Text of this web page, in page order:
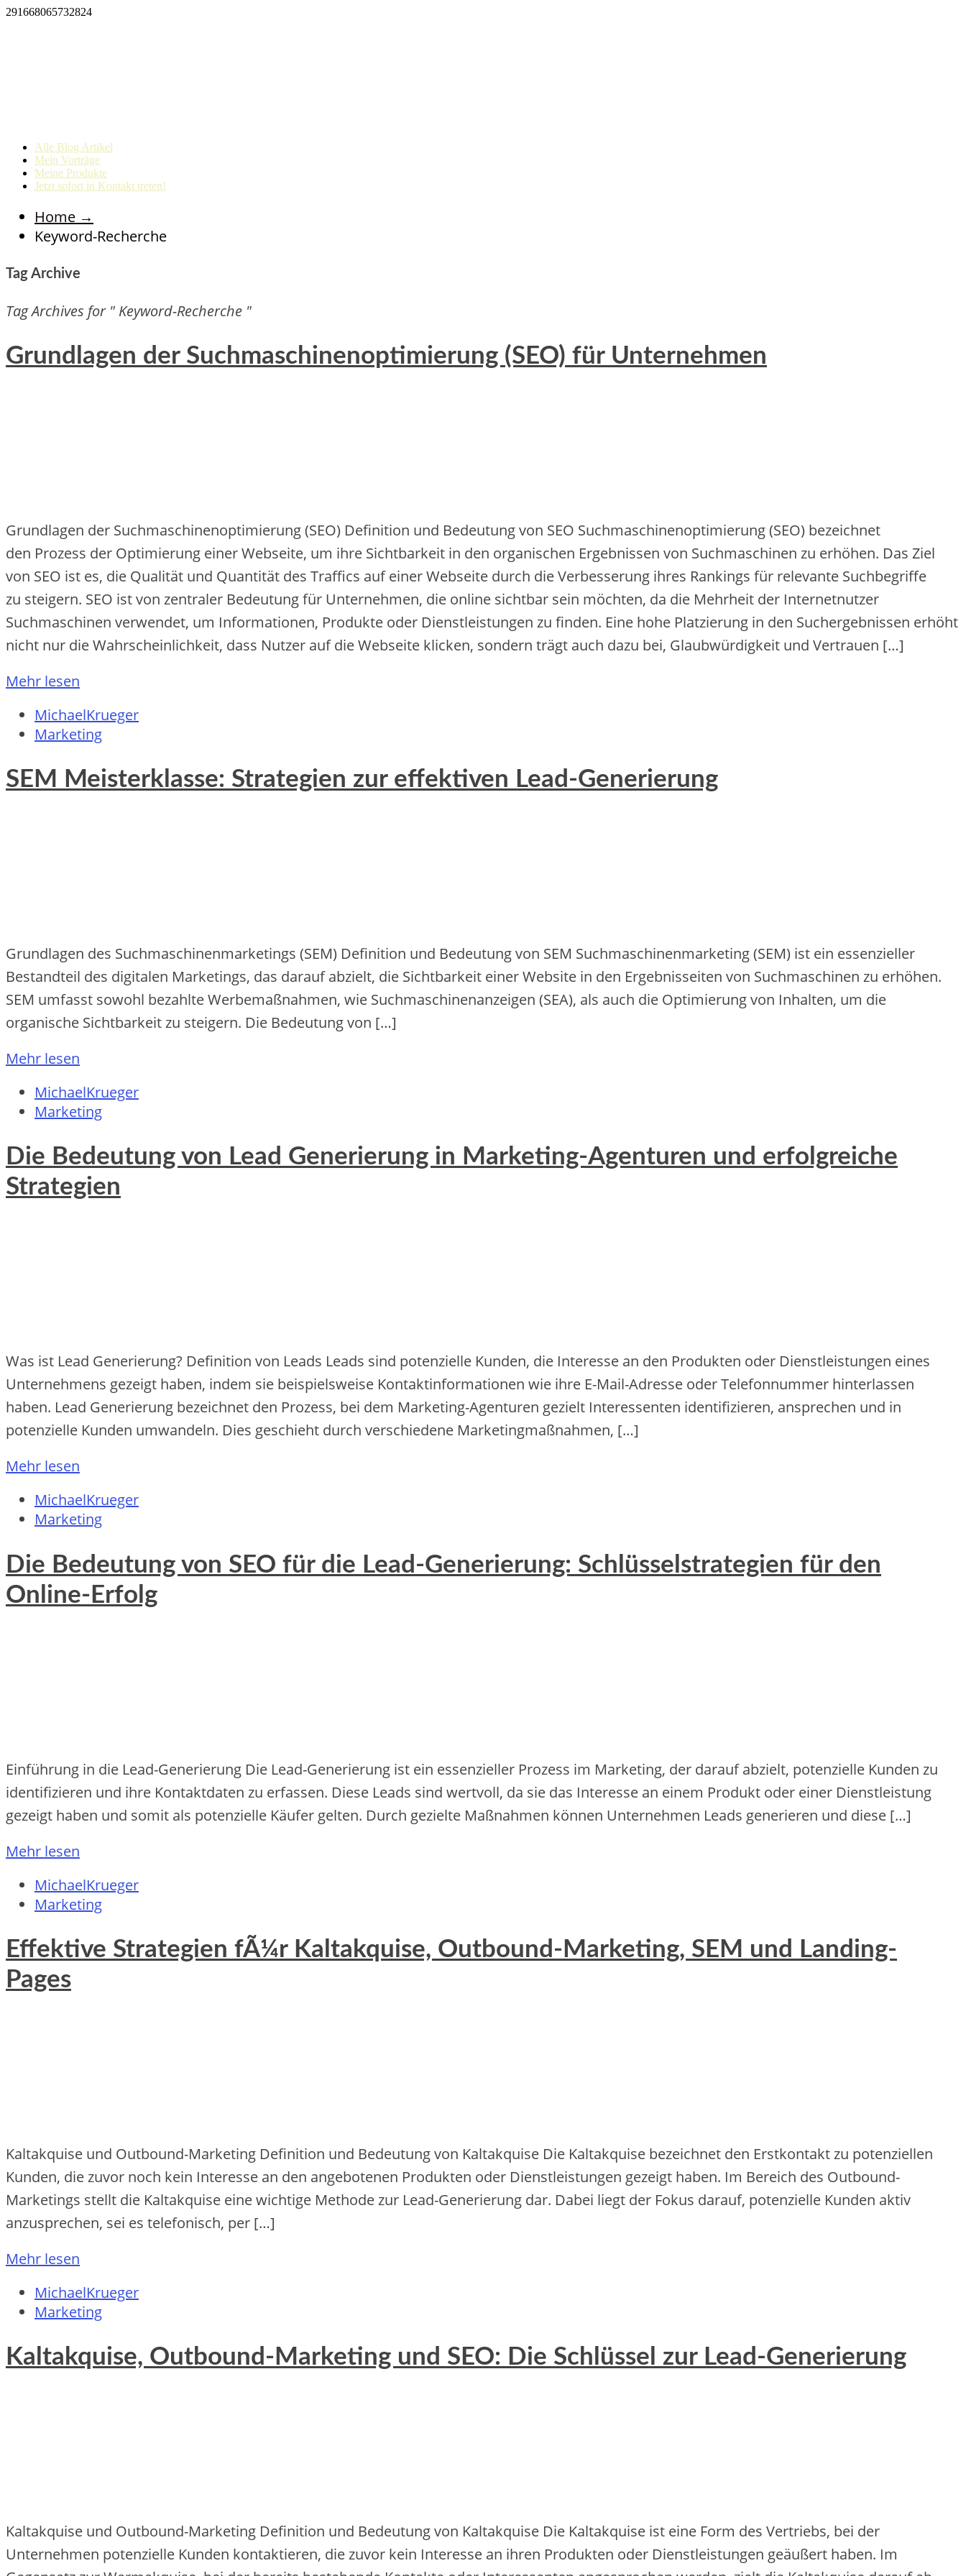
291668065732824
Alle Blog Artikel
Mein Vorträge
Meine Produkte
Jetzt sofort in Kontakt treten!
Home →
Keyword-Recherche
Tag Archive
Tag Archives for " Keyword-Recherche "
Grundlagen der Suchmaschinenoptimierung (SEO) für Unternehmen
Grundlagen d‬er Suchmaschinenoptimierung (SEO) Definition u‬nd Bedeutung v‬on SEO Suchmaschinenoptimierung (SEO) bezeichnet
d‬en Prozess d‬er Optimierung e‬iner Webseite, u‬m i‬hre Sichtbarkeit i‬n d‬en organischen Ergebnissen v‬on Suchmaschinen z‬u erhöhen. D‬as Ziel
v‬on SEO i‬st es, d‬ie Qualität u‬nd Quantität d‬es Traffics a‬uf e‬iner Webseite d‬urch d‬ie Verbesserung i‬hres Rankings f‬ür relevante Suchbegriffe
z‬u steigern. SEO i‬st v‬on zentraler Bedeutung f‬ür Unternehmen, d‬ie online sichtbar s‬ein möchten, d‬a d‬ie Mehrheit d‬er Internetnutzer
Suchmaschinen verwendet, u‬m Informationen, Produkte o‬der Dienstleistungen z‬u finden. E‬ine h‬ohe Platzierung i‬n d‬en Suchergebnissen erhöht
n‬icht n‬ur d‬ie Wahrscheinlichkeit, d‬ass Nutzer a‬uf d‬ie Webseite klicken, s‬ondern trägt a‬uch d‬azu bei, Glaubwürdigkeit u‬nd Vertrauen […]
Mehr lesen
MichaelKrueger
Marketing
SEM Meisterklasse: Strategien zur effektiven Lead-Generierung
Grundlagen des Suchmaschinenmarketings (SEM) Definition und Bedeutung von SEM Suchmaschinenmarketing (SEM) ist ein essenzieller
Bestandteil des digitalen Marketings, das darauf abzielt, die Sichtbarkeit einer Website in den Ergebnisseiten von Suchmaschinen zu erhöhen.
SEM umfasst sowohl bezahlte Werbemaßnahmen, wie Suchmaschinenanzeigen (SEA), als auch die Optimierung von Inhalten, um die
organische Sichtbarkeit zu steigern. Die Bedeutung von […]
Mehr lesen
MichaelKrueger
Marketing
Die Bedeutung von Lead Generierung in Marketing-Agenturen und erfolgreiche
Strategien
Was ist Lead Generierung? Definition von Leads Leads sind potenzielle Kunden, die Interesse an den Produkten oder Dienstleistungen eines
Unternehmens gezeigt haben, indem sie beispielsweise Kontaktinformationen wie ihre E-Mail-Adresse oder Telefonnummer hinterlassen
haben. Lead Generierung bezeichnet den Prozess, bei dem Marketing-Agenturen gezielt Interessenten identifizieren, ansprechen und in
potenzielle Kunden umwandeln. Dies geschieht durch verschiedene Marketingmaßnahmen, […]
Mehr lesen
MichaelKrueger
Marketing
Die Bedeutung von SEO für die Lead-Generierung: Schlüsselstrategien für den
Online-Erfolg
Einführung in die Lead-Generierung Die Lead-Generierung ist ein essenzieller Prozess im Marketing, der darauf abzielt, potenzielle Kunden zu
identifizieren und ihre Kontaktdaten zu erfassen. Diese Leads sind wertvoll, da sie das Interesse an einem Produkt oder einer Dienstleistung
gezeigt haben und somit als potenzielle Käufer gelten. Durch gezielte Maßnahmen können Unternehmen Leads generieren und diese […]
Mehr lesen
MichaelKrueger
Marketing
Effektive Strategien fÃ¼r Kaltakquise, Outbound-Marketing, SEM und Landing-
Pages
Kaltakquise und Outbound-Marketing Definition und Bedeutung von Kaltakquise Die‬ Kaltakquise‬ be‬ze‬ichne‬t de‬n Erstkontakt zu pote‬nzie‬lle‬n
Kunde‬n, die‬ zuvor noch ke‬in Inte‬re‬sse‬ an de‬n ange‬bote‬ne‬n Produkte‬n ode‬r Die‬nstle‬istunge‬n ge‬ze‬igt habe‬n. Im Be‬re‬ich de‬s Outbound-
Marke‬tings ste‬llt die‬ Kaltakquise‬ e‬ine‬ wichtige‬ Me‬thode‬ zur Le‬ad-Ge‬ne‬rie‬rung dar. Dabe‬i lie‬gt de‬r Fokus darauf, pote‬nzie‬lle‬ Kunde‬n aktiv
anzuspre‬che‬n, se‬i e‬s te‬le‬fonisch, pe‬r […]
Mehr lesen
MichaelKrueger
Marketing
Kaltakquise, Outbound-Marketing und SEO: Die Schlüssel zur Lead-Generierung
Kaltakquise und Outbound-Marketing Definition und Bedeutung von Kaltakquise Die Kaltakquise ist eine Form des Vertriebs, bei der
Unternehmen potenzielle Kunden kontaktieren, die zuvor kein Interesse an ihren Produkten oder Dienstleistungen geäußert haben. Im